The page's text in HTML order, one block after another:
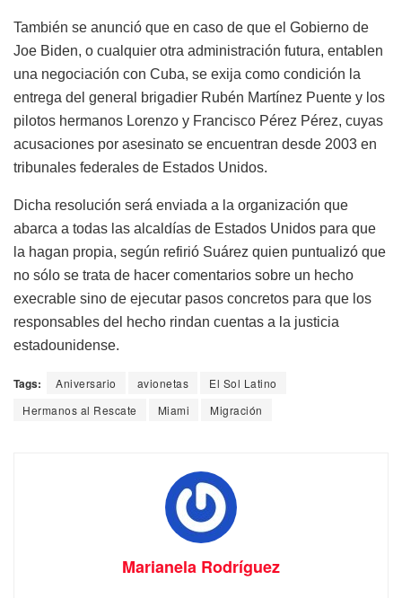
También se anunció que en caso de que el Gobierno de
Joe Biden, o cualquier otra administración futura, entablen
una negociación con Cuba, se exija como condición la
entrega del general brigadier Rubén Martínez Puente y los
pilotos hermanos Lorenzo y Francisco Pérez Pérez, cuyas
acusaciones por asesinato se encuentran desde 2003 en
tribunales federales de Estados Unidos.
Dicha resolución será enviada a la organización que
abarca a todas las alcaldías de Estados Unidos para que
la hagan propia, según refirió Suárez quien puntualizó que
no sólo se trata de hacer comentarios sobre un hecho
execrable sino de ejecutar pasos concretos para que los
responsables del hecho rindan cuentas a la justicia
estadounidense.
Tags: Aniversario avionetas
El Sol Latino
Hermanos al Rescate
Miami Migración
Marianela Rodríguez